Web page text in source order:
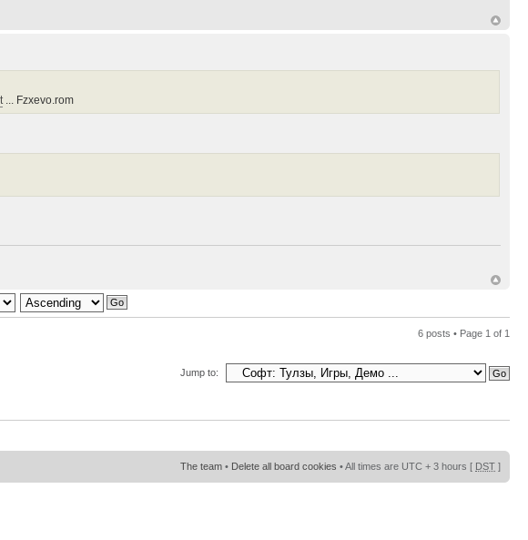
... Fzxevo.rom
6 posts • Page 1 of 1
Jump to:
The team • Delete all board cookies • All times are UTC + 3 hours [ DST ]